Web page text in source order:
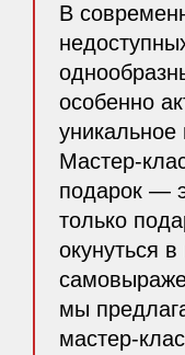
В
особенно
Мастер-
подарок —
только
окунуться
мы
мастер-